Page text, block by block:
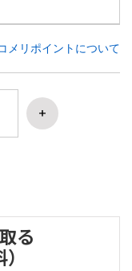
メリポイントについて
る